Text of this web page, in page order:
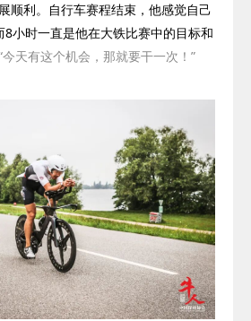
顺利。自行车赛程结束，他感觉自己
8小时一直是他在大铁比赛中的目标和
今天有这个机会，那就要干一次！”